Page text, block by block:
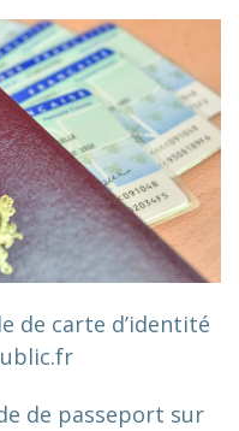
de carte d’identité
de passeport sur